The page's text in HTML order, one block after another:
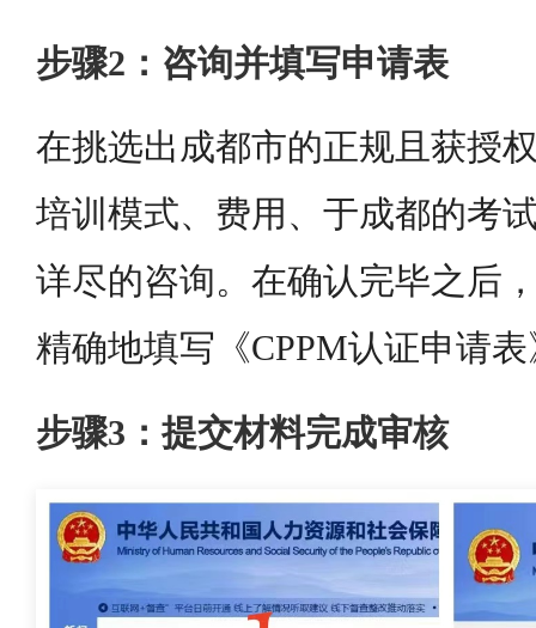
步骤2：咨询并填写申请表
在挑选出成都市的正规且获授
培训模式、费用、于成都的考
详尽的咨询。在确认完毕之后
精确地填写《CPPM认证申请
步骤3：提交材料完成审核